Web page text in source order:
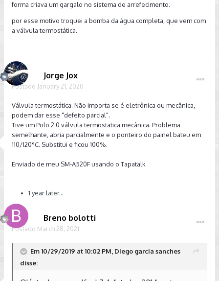
forma criava um gargalo no sistema de arrefecimento.
por esse motivo troquei a bomba da água completa, que vem com
a válvula termostática.
Jorge Jox
Postado January 21, 2020
Válvula termostática. Não importa se é eletrônica ou mecânica,
podem dar esse "defeito parcial".
Tive um Polo 2.0 válvula termostatica mecânica. Problema
semelhante, abria parcialmente e o ponteiro do painel bateu em
110/120°C. Substitui e ficou 100%.
Enviado de meu SM-A520F usando o Tapatalk
1 year later...
Breno bolotti
Postado March 28, 2021
Em 10/29/2019 at 10:02 PM, Diego garcia sanches
disse: